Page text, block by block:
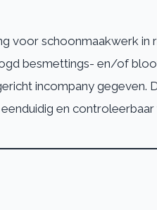
voor schoonmaakwerk
besmettings- en/of
incompany gegeven.
en